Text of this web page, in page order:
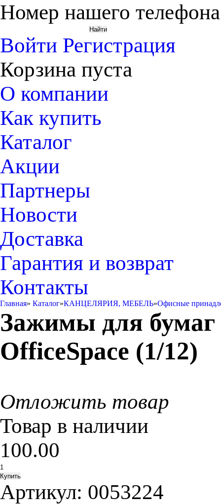
Номер нашего
Войти Регистрация
Корзина пуста
О компании
Как купить
Каталог
Акции
Партнеры
Новости
Доставка
Гарантия и возврат
Контакты
Главная» Каталог»КАНЦЕЛЯРИЯ, МЕБЕЛЬ»Офисные
Зажимы для
OfficeSpace (1/12)
Отложить товар
Товар в наличии
100.00
Артикул: 0053224